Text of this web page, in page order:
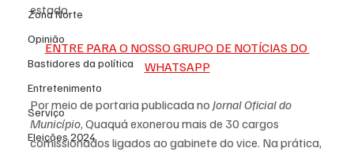
Zona Norte
Opinião
Bastidores da política
Entretenimento
Serviço
Eleições 2024
estado.
ENTRE PARA O NOSSO GRUPO DE NOTÍCIAS DO
WHATSAPP
Por meio de portaria publicada no Jornal Oficial do
Município, Quaquá exonerou mais de 30 cargos
comissionados ligados ao gabinete do vice. Na prática,